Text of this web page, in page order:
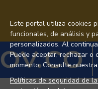
Este portal utiliza cookies
funcionales, de análisis y
personalizados. Al
Puede aceptar, rechazar o
momento. Consulte
Políticas de seguridad de